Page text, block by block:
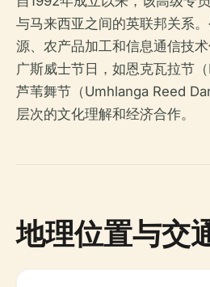
与马来西亚之间的英联邦关系
源、农产品加工和信息通信技
广斯威士节日，如恩克瓦拉节
芦苇舞节（Umhlanga Reed
层次的文化理解和经济合作。
地理位置与交